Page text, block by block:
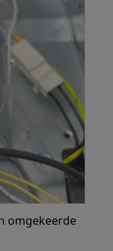
omgekeerde